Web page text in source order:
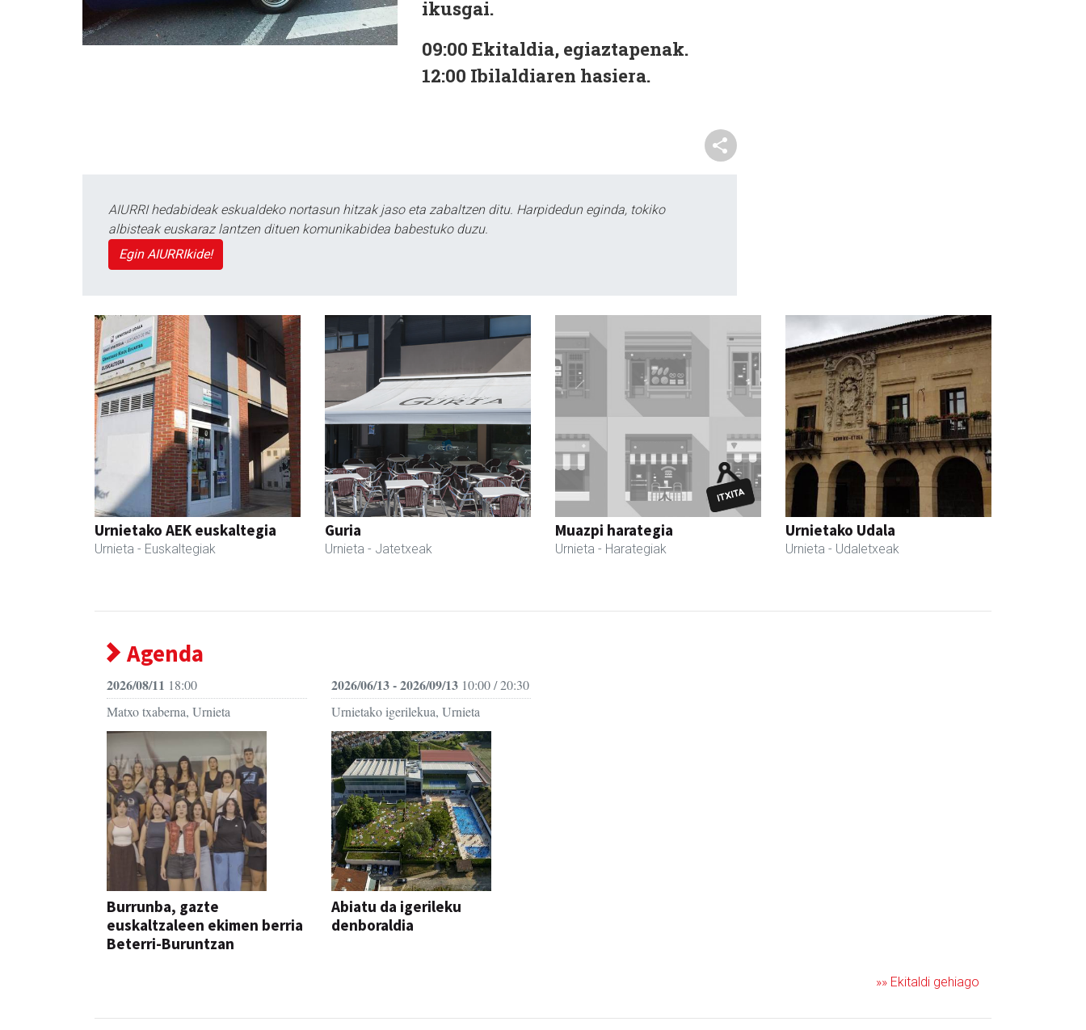
ikusgai.
09:00 Ekitaldia, egiaztapenak.
12:00 Ibilaldiaren hasiera.
AIURRI hedabideak eskualdeko nortasun hitzak jaso eta zabaltzen ditu. Harpidedun eginda, tokiko
albisteak euskaraz lantzen dituen komunikabidea babestuko duzu.
Egin AIURRIkide!
Urnietako AEK euskaltegia
Urnieta - Euskaltegiak
Guria
Urnieta - Jatetxeak
Muazpi harategia
Urnieta - Harategiak
Urnietako Udala
Urnieta - Udaletxeak
Agenda
2026/08/11 18:00
Matxo txaberna, Urnieta
Burrunba, gazte
euskaltzaleen ekimen berria
Beterri-Buruntzan
2026/06/13 - 2026/09/1310:00 / 20:30
Urnietako igerilekua, Urnieta
Abiatu da igerileku
denboraldia
»» Ekitaldi gehiago